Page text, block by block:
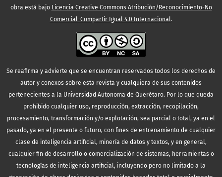
obra está bajo Licencia Creative Commons Atribución/Reconocimiento-No
Comercial-Compartir Igual 4.0 Internacional.
Se reafirma y advierte que se encuentran reservados todos los derechos de
autor y conexos sobre esta revista y cualquiera de sus contenidos
pertenecientes a la Universidad Autonoma de Querétaro. Por lo que queda
prohibido cualquier uso, reproducción, extracción, recopilación,
procesamiento, transformación y/o explotación, sea parcial o total, ya en el
pasado, ya en el presente o futuro, con fines de entrenamiento de cualquier
clase de inteligencia artificial, minería de datos y textos, y en general,
cualquier fin de desarrollo o comercialización de sistemas, herramientas o
tecnologías de inteligencia artificial, incluyendo pero no limitado a la